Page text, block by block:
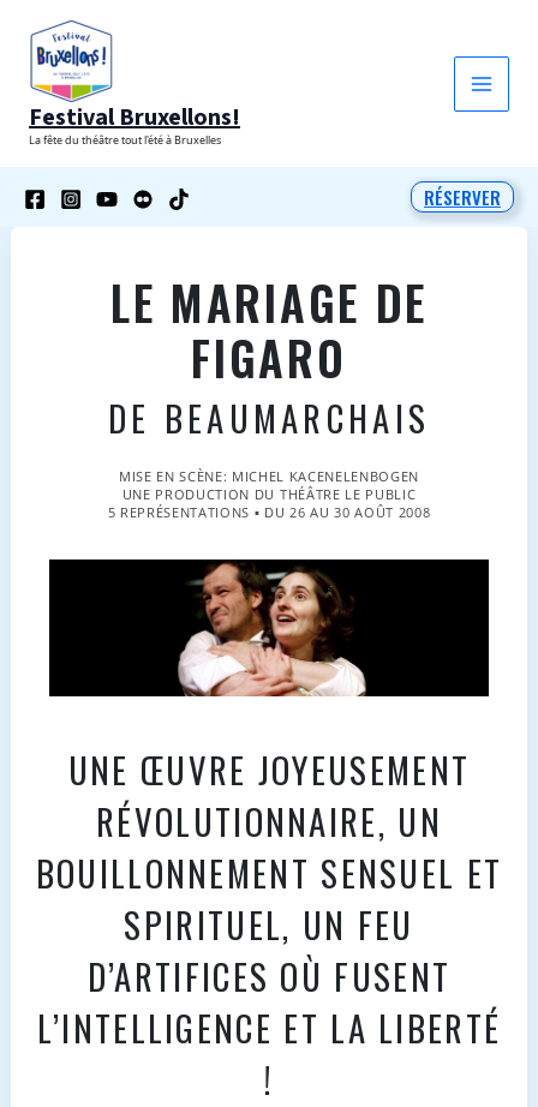
contenu
Festival Bruxellons!
La fête du théâtre tout l'été à Bruxelles
RÉSERVER
LE MARIAGE DE
FIGARO
DE BEAUMARCHAIS
MISE EN SCÈNE: MICHEL KACENELENBOGEN
UNE PRODUCTION DU THÉÂTRE LE PUBLIC
5 REPRÉSENTATIONS ▪ DU 26 AU 30 AOÛT 2008
UNE ŒUVRE JOYEUSEMENT
RÉVOLUTIONNAIRE, UN
BOUILLONNEMENT SENSUEL ET
SPIRITUEL, UN FEU
D’ARTIFICES OÙ FUSENT
L’INTELLIGENCE ET LA LIBERTÉ
!